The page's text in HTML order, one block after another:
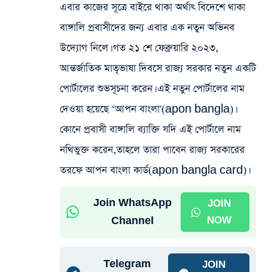
এবার কাজের সূত্রে বাইরে থাকা অর্থাৎ বিদেশে থাকা
বাঙ্গালি প্রবাসীদের জন্য এবার এক নতুন অভিনব
উদ্যোগ নিলে। গত ২১ শে ফেব্রুয়ারি ২০২৩,
আন্তর্জাতিক মাতৃভাষা দিবসে রাজ্য সরকার নতুন একটি
পোর্টালের শুভসূচনা করেন। এই নতুন পোর্টালের নাম
দেওয়া হয়েছে ‘আপন বাংলা'(apon bangla)।
কোনে প্রবাসী বাঙ্গালি ব্যাক্তি যদি এই পোর্টালে নাম
নথিভুক্ত করেন,তাহলে তারা পাবেন রাজ্য সরকারের
তরফে আপন বাংলা কার্ড(apon bangla card)।
Join WhatsApp
Channel
JOIN
NOW
Telegram
JOIN